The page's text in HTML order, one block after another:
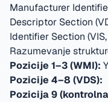
Manufacturer
Descriptor Section
Identifier Section
Razumevanje
Pozicije 1–3 (WMI):
Pozicije 4–8 (VDS):
Pozicija 9